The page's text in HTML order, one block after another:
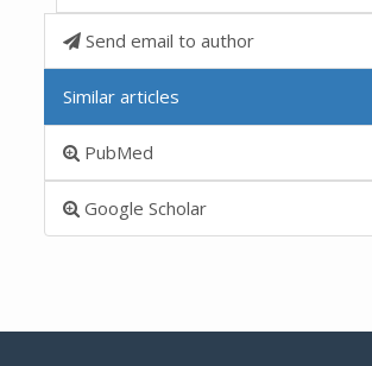
Send email to author
Similar articles
PubMed
Google Scholar